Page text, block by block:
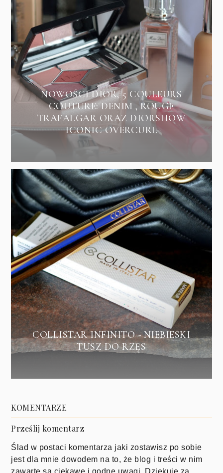
NOWOŚCI DIOR, 5 COULEURS
COUTURE: DENIM , ROUGE
TRAFALGAR ORAZ DIORSHOW
ICONIC OVERCURL
COLLISTAR INFINITO - NIEBIESKI
TUSZ DO RZĘS
KOMENTARZE
Prześlij komentarz
Ślad w postaci komentarza jaki zostawisz po sobie
jest dla mnie dowodem na to, że blog i treści w nim
zawarte są ciekawe i godne uwagi. Dziękuję za